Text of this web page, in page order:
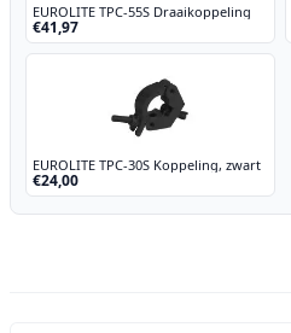
EUROLITE TPC-55S Draaikoppeling
€41,97
EUROLITE TPC-30S Koppeling, zwart
€24,00